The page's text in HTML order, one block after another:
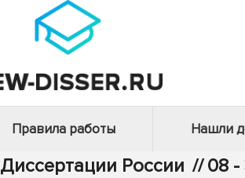
Правила работы Нашли
Диссертации России // 08